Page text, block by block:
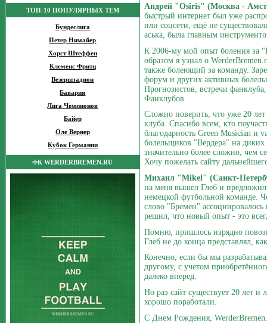
ТОП-10 ПОПУЛЯРНЫХ ТЕМ
Бундеслига
Петер Нимайер
Хорст Штеффен
Клеменс Фритц
Везерштадион
Бавария
Лига Чемпионов
Байер
Оле Вернер
Кубок Германии
ФК WERDERBREMEN.RU
Андрей "Osiris" (Москва -
быстрый интернет был уже
или соцсети, ещё не
аська, была главным
К 2006-му мой опыт боления за
образом я узнал о
также болеющий за команду.
форум и других активных
Прогнозистов, встречи
Фанклубов.
Сложно поверить, что уже 20 лет
клуба. Спасибо всем, кто
благодарность Green Musician и
болельщиков "Вердера" на диких
значительно более сложно, чем
Хочу пожелать сайту
Михаил "Mikel" (Санкт-
на меня вышел Глеб и предложил
немецкой футбольной команде.
слово "Бремен"
решил, что новый опыт - это
Помню, пришлось изрядно
Глеб не до конца представлял,
Конечно, если бы мы
другому, с учетом
далеко вперед.
Но раз сайт существует 20 лет
хорошо поработали.
С Днем Рождения,